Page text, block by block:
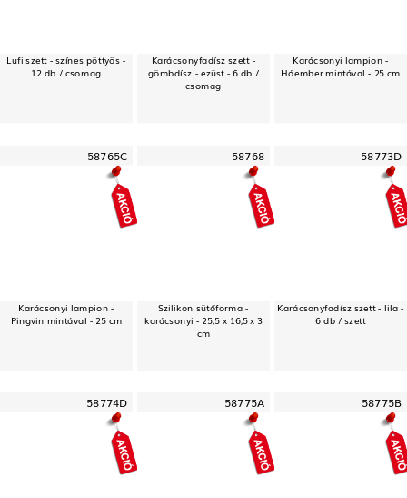
Lufi szett - színes pöttyös -
12 db / csomag
Karácsonyfadísz szett -
gömbdísz - ezüst - 6 db /
csomag
Karácsonyi lampion -
Hóember mintával - 25 cm
58765C
Karácsonyi lampion -
Pingvin mintával - 25 cm
58768
Szilikon sütőforma -
karácsonyi - 25,5 x 16,5 x 3
cm
58773D
Karácsonyfadísz szett - lila -
6 db / szett
58774D 58775A 58775B